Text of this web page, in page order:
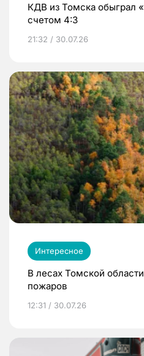
КДВ из Томска обыграл
счетом 4:3
21:32 / 30.07.26
Интересное
В лесах Томской
пожаров
12:31 / 30.07.26